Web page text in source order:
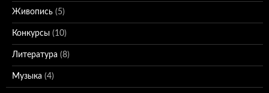
Живопись (5)
Конкурсы (10)
Литература (8)
Музыка (4)